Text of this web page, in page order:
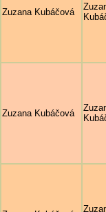
Zuzana Kubáčová
Zuzana Kubáčová